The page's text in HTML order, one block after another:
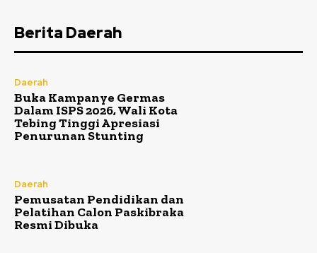
Berita Daerah
Daerah
Buka Kampanye Germas
Dalam ISPS 2026, Wali Kota
Tebing Tinggi Apresiasi
Penurunan Stunting
Daerah
Pemusatan Pendidikan dan
Pelatihan Calon Paskibraka
Resmi Dibuka